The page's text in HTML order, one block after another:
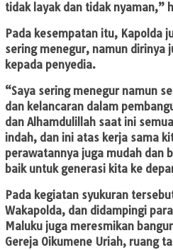
tidak layak dan tidak nyaman,”
Pada kesempatan itu, Kapolda
sering menegur, namun dirinya
kepada penyedia.
“Saya sering menegur namun
dan kelancaran dalam
dan Alhamdulillah saat ini
indah, dan ini atas kerja sama
perawatannya juga mudah dan
baik untuk generasi kita ke
Pada kegiatan syukuran
Wakapolda, dan didampingi
Maluku juga meresmikan
Gereja Oikumene Uriah, ruang